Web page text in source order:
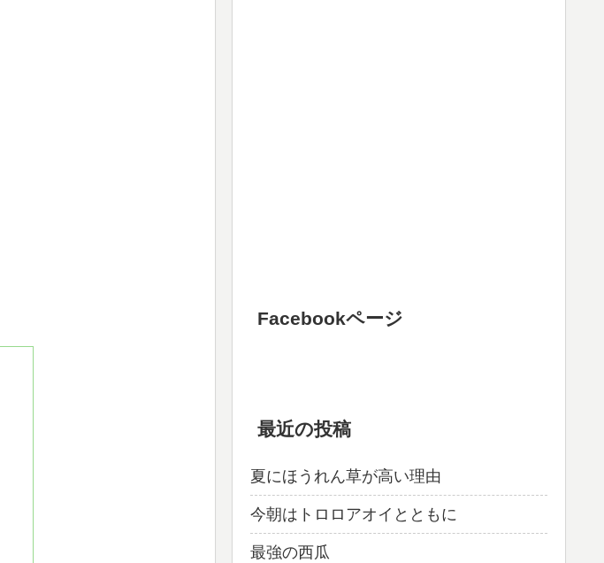
Facebookページ
最近の投稿
夏にほうれん草が高い理由
今朝はトロロアオイとともに
最強の西瓜